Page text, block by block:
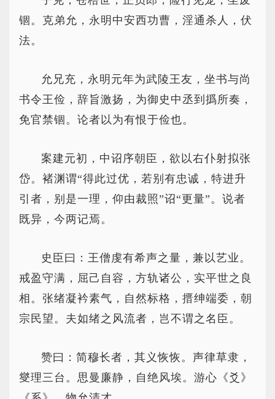
锢。克弟允，永明中安西功曹，淫通杀人，伏
法。
允兄充，永明元年为武陵王友，坐书与尚
书令王俭，辞旨激扬，为御史中丞到撝所奏，
免官禁锢。论者以为有恨于俭也。
案建元初，中诏序朝臣，欲以右仆射拟张
岱。褚渊谓“得此过优，若别有忠诚，特进升
引者，别是一理，仰由裁照”诏“更量”。说者
既异，今两记焉。
史臣曰：王僧虔有希声之量，兼以艺业。
戒盈守满，屈己自容，方轨诸公，实平世之良
相。张绪凝衿素气，自然标格，搢绅端委，朝
宗民望。夫如绪之风流者，岂不谓之名臣。
赞曰：简穆长者，其义恢恢。声律草隶，
燮理三台。思曼廉静，自绝风埃。游心《爻》